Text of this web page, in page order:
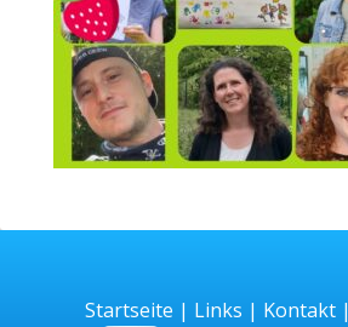
Startseite | Links | Kontakt|